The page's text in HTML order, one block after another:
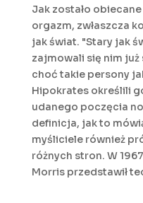
Jak zostało
orgazm, zwłaszcza
jak świat. "Stary jak
zajmowali się nim
choć takie persony
Hipokrates określili
udanego poczęcia
definicja, jak to
myśliciele również
różnych stron. W
Morris przedstawił